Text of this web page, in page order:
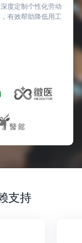
度定制个性化劳动
有效帮助降低用工
支持